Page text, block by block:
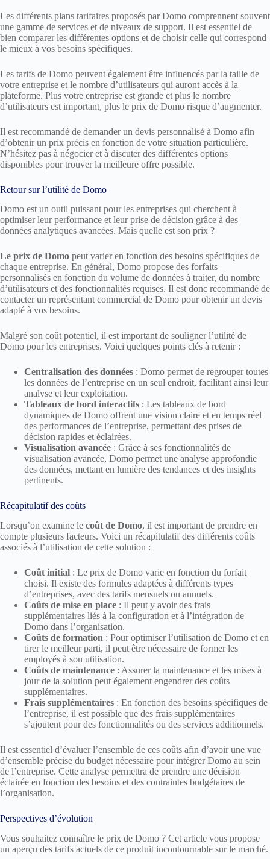
Les différents plans tarifaires proposés par Domo comprennent souvent
une gamme de services et de niveaux de support. Il est essentiel de
bien comparer les différentes options et de choisir celle qui correspond
le mieux à vos besoins spécifiques.
Les tarifs de Domo peuvent également être influencés par la taille de
votre entreprise et le nombre d’utilisateurs qui auront accès à la
plateforme. Plus votre entreprise est grande et plus le nombre
d’utilisateurs est important, plus le prix de Domo risque d’augmenter.
Il est recommandé de demander un devis personnalisé à Domo afin
d’obtenir un prix précis en fonction de votre situation particulière.
N’hésitez pas à négocier et à discuter des différentes options
disponibles pour trouver la meilleure offre possible.
Retour sur l’utilité de Domo
Domo est un outil puissant pour les entreprises qui cherchent à
optimiser leur performance et leur prise de décision grâce à des
données analytiques avancées. Mais quelle est son prix ?
Le prix de Domo peut varier en fonction des besoins spécifiques de
chaque entreprise. En général, Domo propose des forfaits
personnalisés en fonction du volume de données à traiter, du nombre
d’utilisateurs et des fonctionnalités requises. Il est donc recommandé de
contacter un représentant commercial de Domo pour obtenir un devis
adapté à vos besoins.
Malgré son coût potentiel, il est important de souligner l’utilité de
Domo pour les entreprises. Voici quelques points clés à retenir :
Centralisation des données : Domo permet de regrouper toutes
les données de l’entreprise en un seul endroit, facilitant ainsi leur
analyse et leur exploitation.
Tableaux de bord interactifs : Les tableaux de bord
dynamiques de Domo offrent une vision claire et en temps réel
des performances de l’entreprise, permettant des prises de
décision rapides et éclairées.
Visualisation avancée : Grâce à ses fonctionnalités de
visualisation avancée, Domo permet une analyse approfondie
des données, mettant en lumière des tendances et des insights
pertinents.
Récapitulatif des coûts
Lorsqu’on examine le coût de Domo, il est important de prendre en
compte plusieurs facteurs. Voici un récapitulatif des différents coûts
associés à l’utilisation de cette solution :
Coût initial : Le prix de Domo varie en fonction du forfait
choisi. Il existe des formules adaptées à différents types
d’entreprises, avec des tarifs mensuels ou annuels.
Coûts de mise en place : Il peut y avoir des frais
supplémentaires liés à la configuration et à l’intégration de
Domo dans l’organisation.
Coûts de formation : Pour optimiser l’utilisation de Domo et en
tirer le meilleur parti, il peut être nécessaire de former les
employés à son utilisation.
Coûts de maintenance : Assurer la maintenance et les mises à
jour de la solution peut également engendrer des coûts
supplémentaires.
Frais supplémentaires : En fonction des besoins spécifiques de
l’entreprise, il est possible que des frais supplémentaires
s’ajoutent pour des fonctionnalités ou des services additionnels.
Il est essentiel d’évaluer l’ensemble de ces coûts afin d’avoir une vue
d’ensemble précise du budget nécessaire pour intégrer Domo au sein
de l’entreprise. Cette analyse permettra de prendre une décision
éclairée en fonction des besoins et des contraintes budgétaires de
l’organisation.
Perspectives d’évolution
Vous souhaitez connaître le prix de Domo ? Cet article vous propose
un aperçu des tarifs actuels de ce produit incontournable sur le marché.